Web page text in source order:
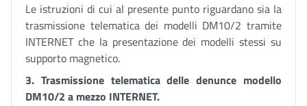
Le istruzioni di cui al presente punto riguardano sia la
trasmissione telematica dei modelli DM10/2 tramite
INTERNET che la presentazione dei modelli stessi su
supporto magnetico.
3. Trasmissione telematica delle denunce modello
DM10/2 a mezzo INTERNET.